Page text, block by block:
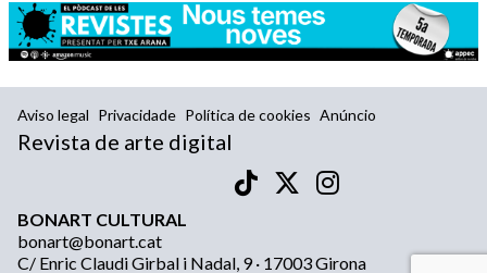
Aviso legal Privacidade Política de cookies Anúncio
Revista de arte digital
BONART CULTURAL
bonart@bonart.cat
C/ Enric Claudi Girbal i Nadal, 9 · 17003 Girona